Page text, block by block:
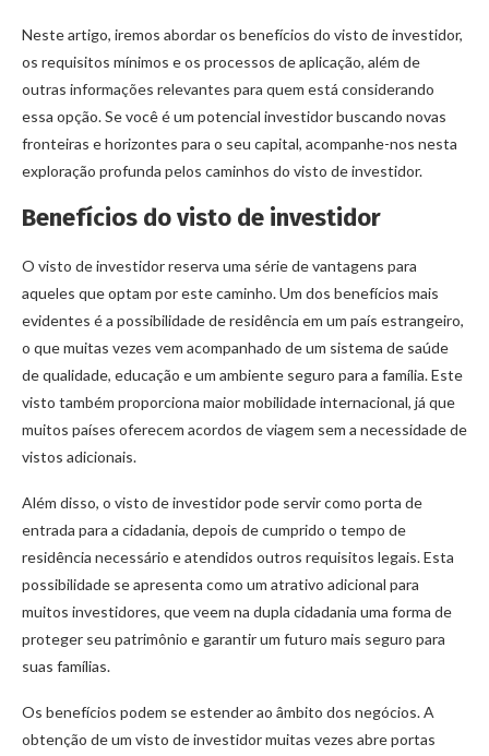
Neste artigo, iremos abordar os benefícios do visto de investidor,
os requisitos mínimos e os processos de aplicação, além de
outras informações relevantes para quem está considerando
essa opção. Se você é um potencial investidor buscando novas
fronteiras e horizontes para o seu capital, acompanhe-nos nesta
exploração profunda pelos caminhos do visto de investidor.
Benefícios do visto de investidor
O visto de investidor reserva uma série de vantagens para
aqueles que optam por este caminho. Um dos benefícios mais
evidentes é a possibilidade de residência em um país estrangeiro,
o que muitas vezes vem acompanhado de um sistema de saúde
de qualidade, educação e um ambiente seguro para a família. Este
visto também proporciona maior mobilidade internacional, já que
muitos países oferecem acordos de viagem sem a necessidade de
vistos adicionais.
Além disso, o visto de investidor pode servir como porta de
entrada para a cidadania, depois de cumprido o tempo de
residência necessário e atendidos outros requisitos legais. Esta
possibilidade se apresenta como um atrativo adicional para
muitos investidores, que veem na dupla cidadania uma forma de
proteger seu patrimônio e garantir um futuro mais seguro para
suas famílias.
Os benefícios podem se estender ao âmbito dos negócios. A
obtenção de um visto de investidor muitas vezes abre portas